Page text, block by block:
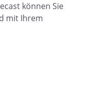
können Sie
mit Ihrem